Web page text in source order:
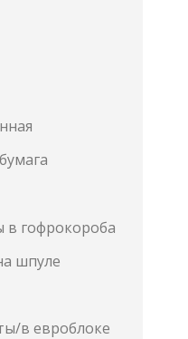
гофрокороба
шпуле
в евроблоке